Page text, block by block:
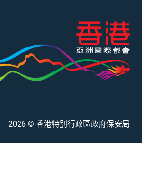
2026 © 香港特別行政區政府保安局